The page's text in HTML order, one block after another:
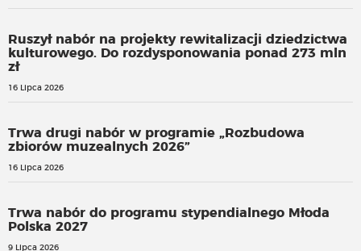
Ruszył nabór na projekty rewitalizacji dziedzictwa
kulturowego. Do rozdysponowania ponad 273 mln
zł
16 Lipca 2026
Trwa drugi nabór w programie „Rozbudowa
zbiorów muzealnych 2026”
16 Lipca 2026
Trwa nabór do programu stypendialnego Młoda
Polska 2027
9 Lipca 2026